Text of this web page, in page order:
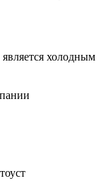
холодным